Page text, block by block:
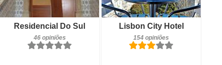
Residencial Do Sul
46 opiniões
Reservar
Lisbon City Hotel
154 opiniões
154 opiniões
Detalhes
Reservar